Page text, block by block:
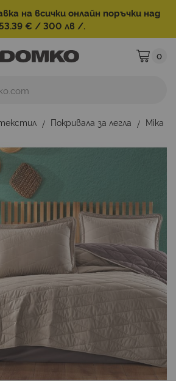
на всички онлайн поръчки над
€ / 300 лв /.
Моята
0
Покривала за легла
Mika